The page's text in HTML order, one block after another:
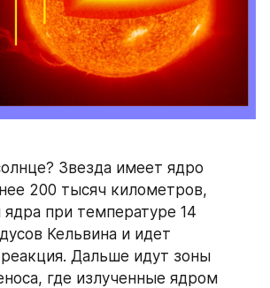
Звезда имеет ядро
200 тысяч километров,
при температуре 14
Кельвина и идет
Дальше идут зоны
где излученные ядром